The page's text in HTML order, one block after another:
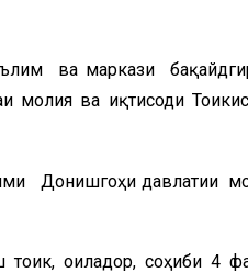
ва маркази
ва иқтисоди
Донишгоҳи давлатии
оиладор, соҳиби 4